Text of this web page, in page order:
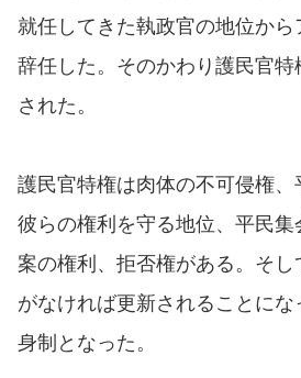
就任してきた執政官の地位か
辞任した。そのかわり護民官
された。
護民官特権は肉体の不可侵権、
彼らの権利を守る地位、平民
案の権利、拒否権がある。そ
がなければ更新されることに
身制となった。